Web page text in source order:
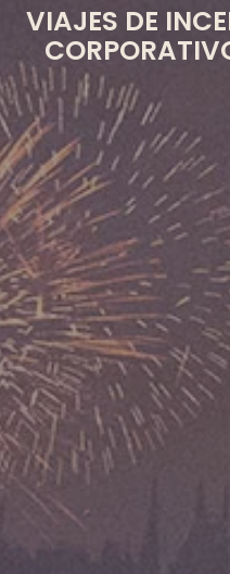
Budapest
VIAJES DE